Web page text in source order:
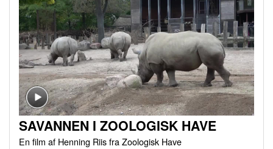
SAVANNEN I ZOOLOGISK HAVE
En film af Henning Riis fra Zoologisk Have